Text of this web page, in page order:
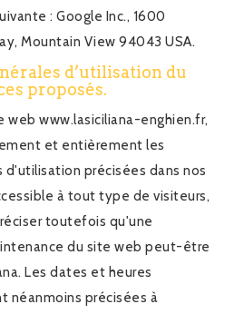
: Google Inc., 1600
Mountain View 94043 USA.
d’utilisation du
proposés.
web www.lasiciliana-enghien.fr,
et entièrement les
précisées dans nos
à tout type de visiteurs,
toutefois qu'une
du site web peut-être
Les dates et heures
néanmoins précisées à